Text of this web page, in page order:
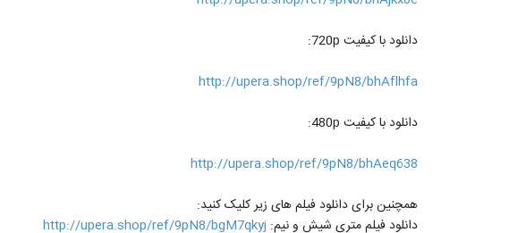
دانلود با کیفیت 720p:
http://upera.shop/ref/9pN8/bhAflhfa
دانلود با کیفیت 480p:
http://upera.shop/ref/9pN8/bhAeq638
همچنین برای دانلود فیلم های زیر کلیک کنید:
دانلود فیلم متری شیش و نیم: http://upera.shop/ref/9pN8/bgM7qkyj